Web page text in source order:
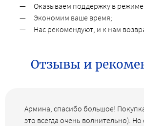
Оказываем поддержку в
Экономим ваше время;
Нас рекомендуют, и к нам
Отзывы и
Армина, спасибо большое!
это всегда очень волнительно).